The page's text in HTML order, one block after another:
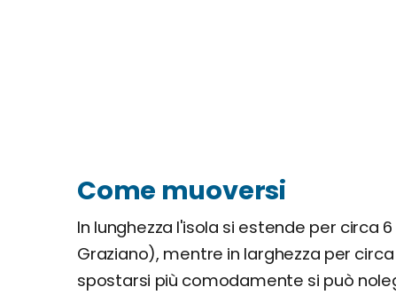
Come muoversi
In lunghezza l'isola si estende per circa
Graziano), mentre in larghezza per circa
spostarsi più comodamente si può